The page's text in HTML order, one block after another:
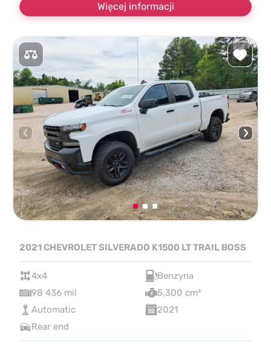
Więcej informacji
2021 CHEVROLET SILVERADO K1500 LT TRAIL BOSS
4x4
Benzyna
98 436 mil
5,300 cm³
Automatic
2021
Rear end